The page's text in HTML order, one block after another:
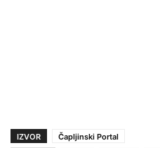
IZVOR
Čapljinski Portal